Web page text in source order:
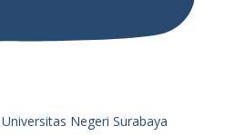
Negeri Surabaya